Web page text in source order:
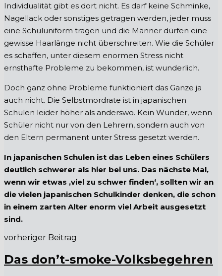
Individualität gibt es dort nicht. Es darf keine Schminke,
Nagellack oder sonstiges getragen werden, jeder muss
eine Schuluniform tragen und die Männer dürfen eine
gewisse Haarlänge nicht überschreiten. Wie die Schüler
es schaffen, unter diesem enormen Stress nicht
ernsthafte Probleme zu bekommen, ist wunderlich.
Doch ganz ohne Probleme funktioniert das Ganze ja
auch nicht. Die Selbstmordrate ist in japanischen
Schulen leider höher als anderswo. Kein Wunder, wenn
Schüler nicht nur von den Lehrern, sondern auch von
den Eltern permanent unter Stress gesetzt werden.
In japanischen Schulen ist das Leben eines Schülers
deutlich schwerer als hier bei uns. Das nächste Mal,
wenn wir etwas ‚viel zu schwer finden‘, sollten wir an
die vielen japanischen Schulkinder denken, die schon
in einem zarten Alter enorm viel Arbeit ausgesetzt
sind.
vorheriger Beitrag
Das don’t-smoke-Volksbegehren